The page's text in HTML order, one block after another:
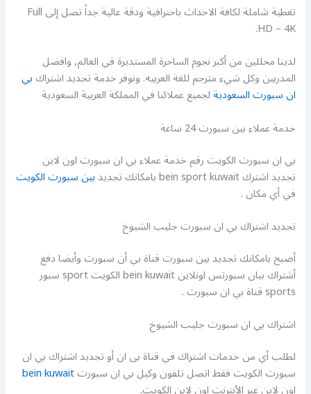
تغطية شاملة لكافة الاحداث باحترافية ودقة عالية جداً تصل إلى Full
HD – 4K.
لدينا محللين من أكبر نجوم الساحرة المستديرة في العالم, وافضل
المدربين وكل شيء مترجم للغة العربيه. ونوفر خدمة تجديد اشتراكبي
ان سبورت السعوديةلجميع عملائنا في المملكة العربية السعودية
خدمة عملاء بين سبورت 24 ساعة
بي ان سبورت الكويت رقم خدمة عملاء بي ان سبورت اون لاين
تجديد اشترك bein sport kuwait بامكانك تجديد بين سبورت الكويت
في أي مكان .
تجديد اشتراك بي ان سبورت جليب الشيوخ
أصبح بامكانك تجديد بين سبورت قناة بي أن سبورت وأيضا دفع
أشتراك ببان سبورتس اونلاين bein kuwait الكويت sport سبور
sports قناة بي ان سبورت .
اشتراك بي ان سبورت جليب الشيوخ
لطلب أي من خدمات اشتراك في قناة بى ان أو تجديد اشتراك بي ان
سبورت الكويت فقط اتصل تلفون وكيل بي ان سبورتbein kuwait